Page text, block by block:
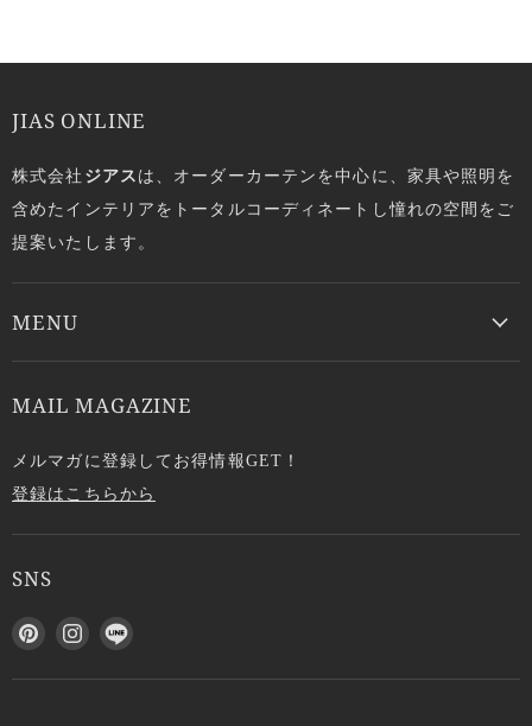
JIAS ONLINE
株式会社 ジアスは、オーダーカーテンを中心に、家具や照明を
含めたインテリアをトータルコーディネートし憧れの空間をご
提案いたします。
MENU
MAIL MAGAZINE
メルマガに登録してお得情報GET！
登録はこちらから
SNS
P
n
I
s
L
N